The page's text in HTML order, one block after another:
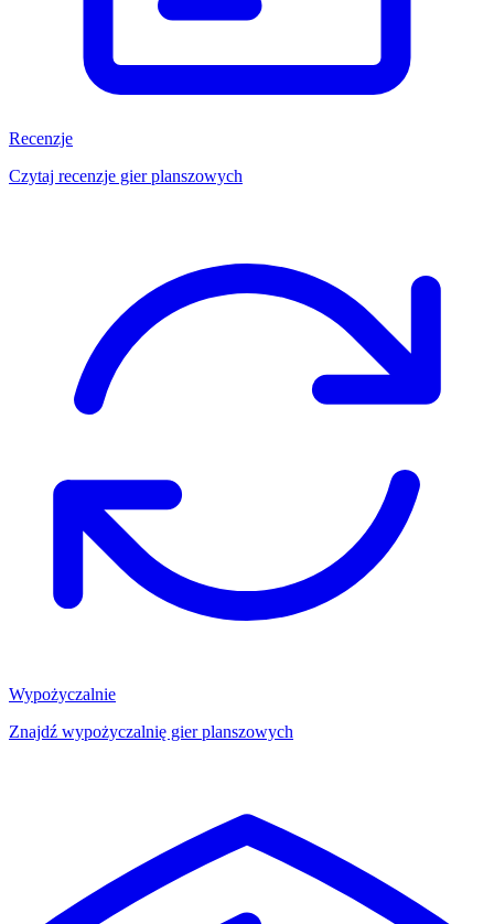
Recenzje
Czytaj recenzje gier planszowych
Wypożyczalnie
Znajdź wypożyczalnię gier planszowych